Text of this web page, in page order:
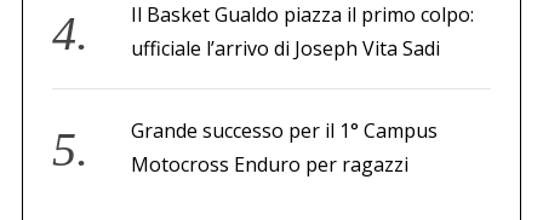
Il Basket Gualdo piazza il primo colpo:
ufficiale l’arrivo di Joseph Vita Sadi
Grande successo per il 1° Campus
Motocross Enduro per ragazzi